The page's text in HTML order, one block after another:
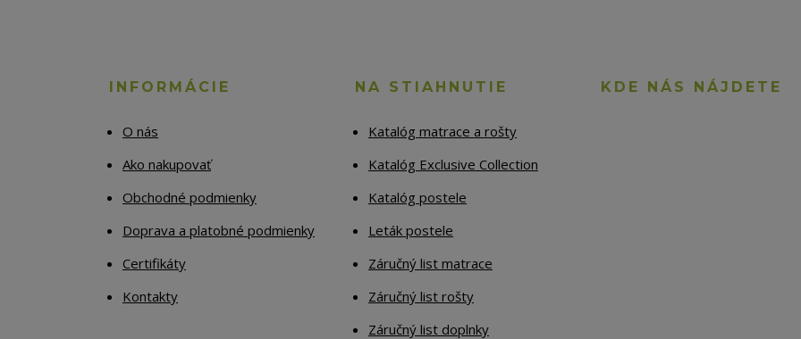
INFORMÁCIE
O nás
Ako nakupovať
Obchodné podmienky
Doprava a platobné podmienky
Certifikáty
Kontakty
NA STIAHNUTIE
Katalóg matrace a rošty
Katalóg Exclusive Collection
Katalóg postele
Leták postele
Záručný list matrace
Záručný list rošty
Záručný list doplnky
KDE NÁS NÁJDETE